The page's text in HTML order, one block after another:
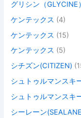
グリシン（GLYCINE）
ケンテックス (4)
ケンテックス (15)
ケンテックス (5)
シチズン(CITIZEN)
シュトゥルマンスキ
シュトゥルマンスキ
シーレーン